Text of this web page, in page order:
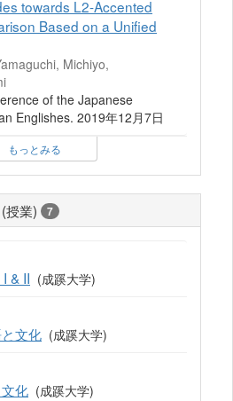
towards L2-Accented
Based on a Unified
Michiyo,
of the Japanese
Englishes. 2019年12月7日
もっとみる
授業) 7
& II (成蹊大学)
文化 (成蹊大学)
化 (成蹊大学)